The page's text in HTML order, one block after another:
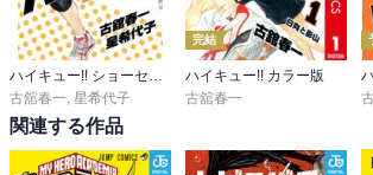
古舘春一 星希代子
完結
ハイキュー!! カラー版
古舘春一
関連する作品